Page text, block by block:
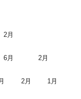
2月
6月 2月
2月 1月